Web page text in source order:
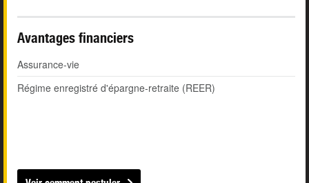
Avantages financiers
Assurance-vie
Régime enregistré d'épargne-retraite (REER)